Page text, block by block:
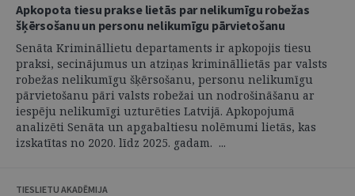
Apkopota tiesu prakse lietās par nelikumīgu robežas
šķērsošanu un personu nelikumīgu pārvietošanu
Senāta Krimināllietu departaments ir apkopojis tiesu
praksi, secinājumus un atziņas krimināllietās par valsts
robežas nelikumīgu šķērsošanu, personu nelikumīgu
pārvietošanu pāri valsts robežai un nodrošināšanu ar
iespēju nelikumīgi uzturēties Latvijā. Apkopojumā
analizēti Senāta un apgabaltiesu nolēmumi lietās, kas
izskatītas no 2020. līdz 2025. gadam. ...
TIESLIETU AKADĒMIJA